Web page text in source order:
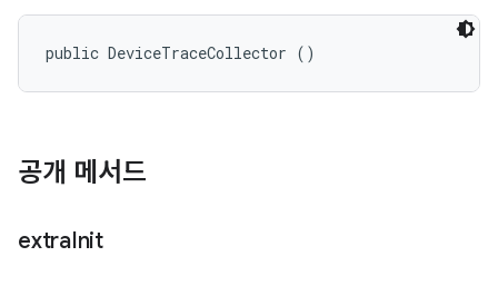
public DeviceTraceCollector ()
공개 메서드
extraInit